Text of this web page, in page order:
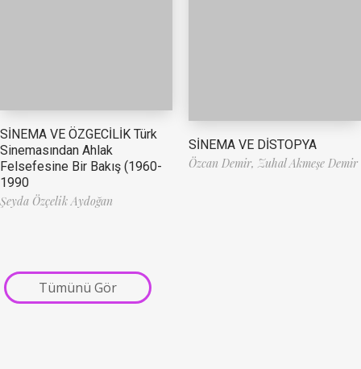
SİNEMA VE ÖZGECİLİK Türk
Sinemasından Ahlak
Felsefesine Bir Bakış (1960-
1990
Şeyda Özçelik Aydoğan
SİNEMA VE DİSTOPYA
Özcan Demir, Zuhal Akmeşe Demir
Tümünü Gör